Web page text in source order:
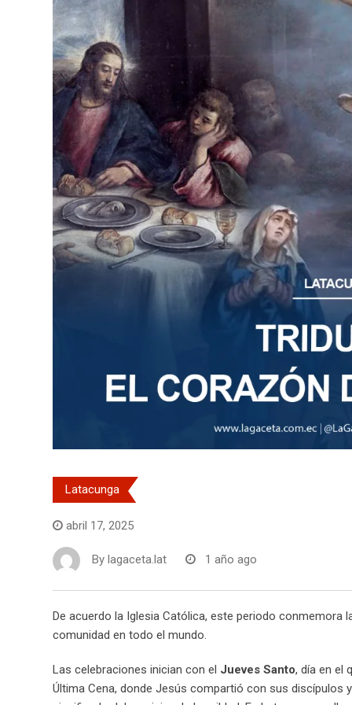
Latacunga
abril 17, 2025
By lagaceta.lat 1 año ago
De acuerdo la Iglesia Católica, este periodo
comunidad en todo el mundo.
Las celebraciones inician con el Jueves Santo, día en el
Última Cena, donde Jesús compartió con sus discípulos